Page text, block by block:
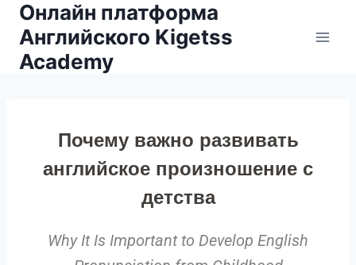
Онлайн платформа
Английского Kigetss
Academy
Почему важно развивать
английское произношение с
детства
Why It Is Important to Develop English